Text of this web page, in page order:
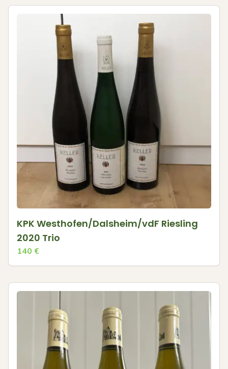
KPK Westhofen/Dalsheim/vdF Riesling
2020 Trio
140 €